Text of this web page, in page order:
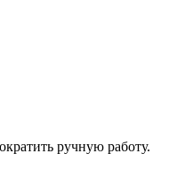
ручную работу.